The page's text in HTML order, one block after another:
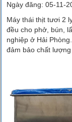
Ngày đăng: 05-11-
Máy thái thịt tươi 2
đều cho phở, bún,
nghiệp ở Hải
đảm bảo chất lượng